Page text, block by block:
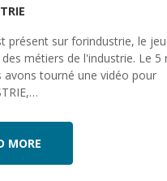
présent sur forindustrie, le
métiers de l'industrie. Le 5
avons tourné une vidéo pour
MORE